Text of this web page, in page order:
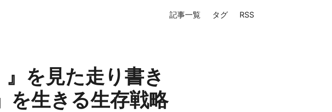
記事一覧 タグ RSS
を見た走り書き
生きる生存戦略